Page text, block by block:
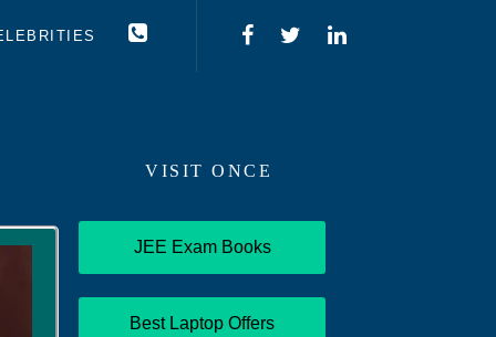
VISIT ONCE
JEE Exam Books
Best Laptop Offers